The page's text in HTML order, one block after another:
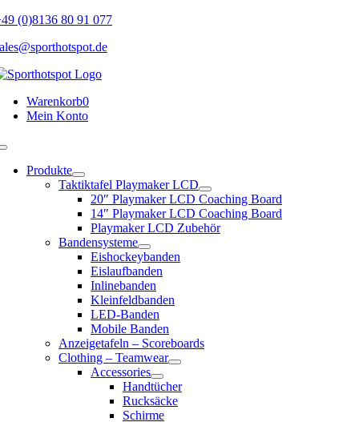
Skip
content
(0)8136 80 91 077
Warenkorb0
Mein Konto
Toggle
NavigationProdukte
Taktiktafel Playmaker LCD
20″ Playmaker LCD Coaching Board
14″ Playmaker LCD Coaching Board
Playmaker LCD Zubehör
Bandensysteme
Eishockeybanden
Eislaufbanden
Inlinebanden
Kleinfeldbanden
LED-Banden
Mobile Banden
Anzeigetafeln – Scoreboards
Clothing – Teamwear
Accessories
Handtücher
Rucksäcke
Schirme